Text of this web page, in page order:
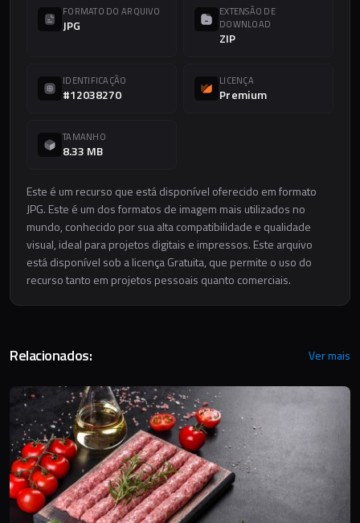
FORMATO DO ARQUIVO
JPG
EXTENSÃO DE
DOWNLOAD
ZIP
IDENTIFICAÇÃO
#12038270
LICENÇA
Premium
TAMANHO
8.33 MB
Este é um recurso que está disponível oferecido em formato
JPG. Este é um dos formatos de imagem mais utilizados no
mundo, conhecido por sua alta compatibilidade e qualidade
visual, ideal para projetos digitais e impressos. Este arquivo
está disponível sob a licença Gratuita, que permite o uso do
recurso tanto em projetos pessoais quanto comerciais.
Relacionados: Ver mais